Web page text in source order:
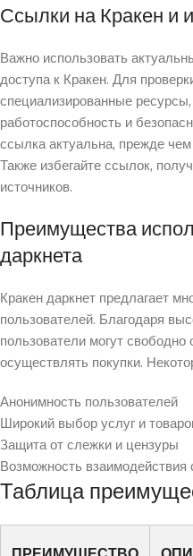
Ссылки на Кракен и
Важно использовать
доступа к Кракен. Для
специализированные
работоспособность и
ссылка актуальна, прежде
Также избегайте ссылок,
источников.
Преимущества
даркнета
Кракен даркнет предлагает
пользователей. Благодаря
пользователи могут
осуществлять покупки.
Анонимность пользователей
Широкий выбор услуг и
Защита от слежки и цензуры
Возможность
Таблица